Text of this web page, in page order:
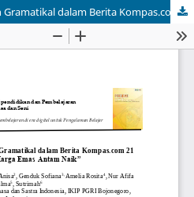
Analisis Makna Leksikal dan Gramatikal dalam Berita Kompas.com 21 April 2026 “Harga Emas Antam Naik”